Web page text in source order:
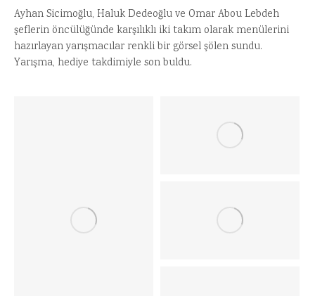
Ayhan Sicimoğlu, Haluk Dedeoğlu ve Omar Abou Lebdeh
şeflerin öncülüğünde karşılıklı iki takım olarak menülerini
hazırlayan yarışmacılar renkli bir görsel şölen sundu.
Yarışma, hediye takdimiyle son buldu.